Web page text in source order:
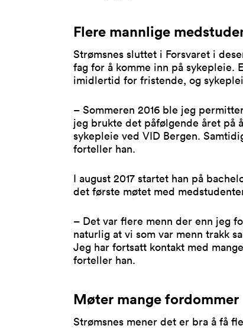
Flere mannlige
Strømsnes sluttet i Forsvaret i
fag for å komme inn på sykepleie.
imidlertid for fristende, og
– Sommeren 2016 ble jeg
jeg brukte det påfølgende året på
sykepleie ved VID Bergen.
forteller han.
I august 2017 startet han på
det første møtet med
– Det var flere menn der enn jeg
naturlig at vi som var menn trakk
Jeg har fortsatt kontakt med
forteller han.
Møter mange fordommer
Strømsnes mener det er bra å få